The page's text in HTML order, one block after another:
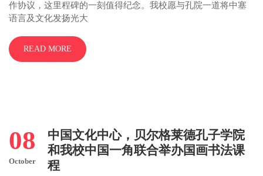
作协议，这里程碑的一刻值得纪念。我校愿与孔院一道将中塞
语言及文化发扬光大
READ MORE
08
October
中国文化中心，贝尔格莱德孔子学院
和我校中国一角联合举办国画书法课
程